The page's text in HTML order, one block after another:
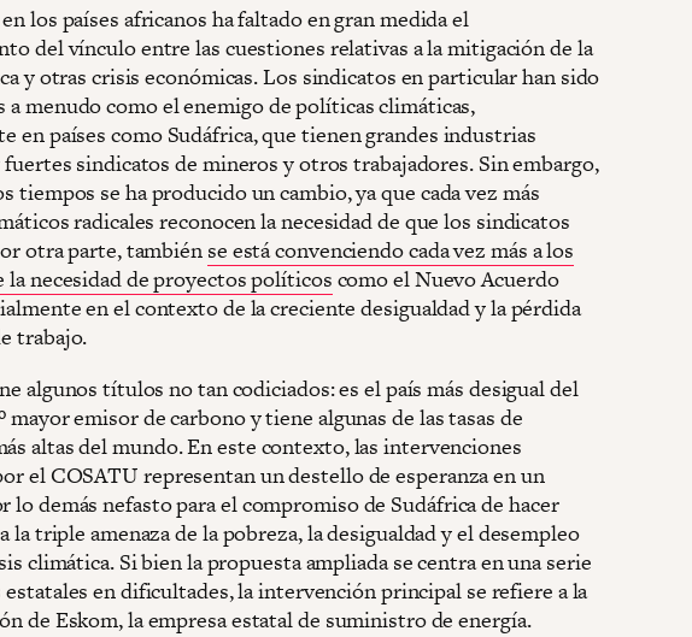
los países africanos ha faltado en gran medida el
del vínculo entre las cuestiones relativas a la mitigación de la
y otras crisis económicas. Los sindicatos en particular han sido
a menudo como el enemigo de políticas climáticas,
en países como Sudáfrica, que tienen grandes industrias
sindicatos de mineros y otros trabajadores. Sin embargo,
tiempos se ha producido un cambio, ya que cada vez más
radicales reconocen la necesidad de que los sindicatos
otra parte, también se está convenciendo cada vez más a los
la necesidad de proyectos políticos como el Nuevo Acuerdo
en el contexto de la creciente desigualdad y la pérdida
trabajo.
algunos títulos no tan codiciados: es el país más desigual del
mayor emisor de carbono y tiene algunas de las tasas de
altas del mundo. En este contexto, las intervenciones
el COSATU representan un destello de esperanza en un
lo demás nefasto para el compromiso de Sudáfrica de hacer
la triple amenaza de la pobreza, la desigualdad y el desempleo
climática. Si bien la propuesta ampliada se centra en una serie
estatales en dificultades, la intervención principal se refiere a la
de Eskom, la empresa estatal de suministro de energía.